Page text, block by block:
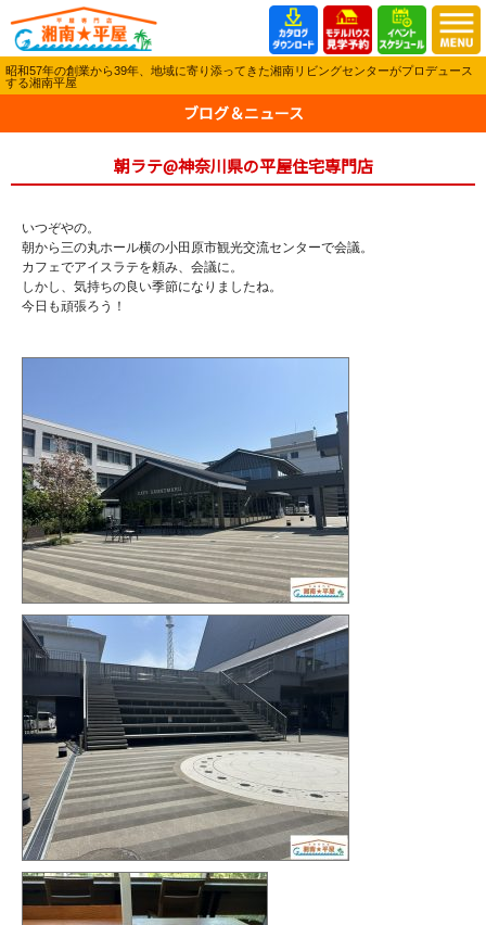
昭和57年の創業から39年、地域に寄り添ってきた湘南リビングセンターがプロデュース
する湘南平屋
ブログ＆ニュース
朝ラテ@神奈川県の平屋住宅専門店
いつぞやの。
朝から三の丸ホール横の小田原市観光交流センターで会議。
カフェでアイスラテを頼み、会議に。
しかし、気持ちの良い季節になりましたね。
今日も頑張ろう！